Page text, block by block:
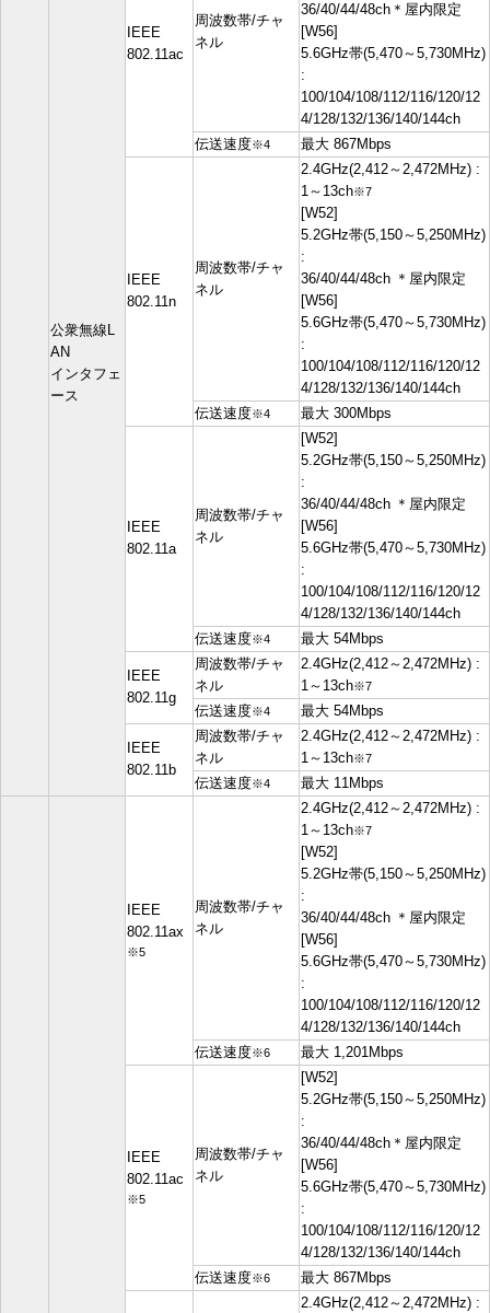
公衆無線L
AN
インタフェ
ース
IEEE
802.11ac
周波数帯/チャ
ネル
36/40/44/48ch＊屋内限定
[W56]
5.6GHz帯(5,470～5,730MHz)
:
100/104/108/112/116/120/12
4/128/132/136/140/144ch
伝送速度※4 最大 867Mbps
IEEE
802.11n
周波数帯/チャ
ネル
2.4GHz(2,412～2,472MHz) :
1～13ch※7
[W52]
5.2GHz帯(5,150～5,250MHz)
:
36/40/44/48ch ＊屋内限定
[W56]
5.6GHz帯(5,470～5,730MHz)
:
100/104/108/112/116/120/12
4/128/132/136/140/144ch
伝送速度※4 最大 300Mbps
IEEE
802.11a
周波数帯/チャ
ネル
[W52]
5.2GHz帯(5,150～5,250MHz)
:
36/40/44/48ch ＊屋内限定
[W56]
5.6GHz帯(5,470～5,730MHz)
:
100/104/108/112/116/120/12
4/128/132/136/140/144ch
伝送速度※4 最大 54Mbps
IEEE
802.11g
周波数帯/チャ
ネル
2.4GHz(2,412～2,472MHz) :
1～13ch※7
伝送速度※4 最大 54Mbps
IEEE
802.11b
周波数帯/チャ
ネル
2.4GHz(2,412～2,472MHz) :
1～13ch※7
伝送速度※4 最大 11Mbps
IEEE
802.11ax
※5
周波数帯/チャ
ネル
2.4GHz(2,412～2,472MHz) :
1～13ch※7
[W52]
5.2GHz帯(5,150～5,250MHz)
:
36/40/44/48ch ＊屋内限定
[W56]
5.6GHz帯(5,470～5,730MHz)
:
100/104/108/112/116/120/12
4/128/132/136/140/144ch
伝送速度※6 最大 1,201Mbps
IEEE
802.11ac
※5
周波数帯/チャ
ネル
[W52]
5.2GHz帯(5,150～5,250MHz)
:
36/40/44/48ch＊屋内限定
[W56]
5.6GHz帯(5,470～5,730MHz)
:
100/104/108/112/116/120/12
4/128/132/136/140/144ch
伝送速度※6
最大 867Mbps
2.4GHz(2,412～2,472MHz) :